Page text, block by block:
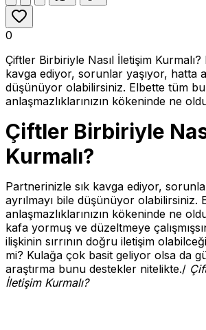
0
Çiftler Birbiriyle Nasıl İletişim
kavga ediyor, sorunlar yaşıyor, hatta
düşünüyor olabilirsiniz. Elbette tüm bu
anlaşmazlıklarınızın kökeninde ne
Çiftler Birbiriyle
Kurmalı?
Partnerinizle sık kavga ediyor,
ayrılmayı bile düşünüyor olabilirsiniz.
anlaşmazlıklarınızın kökeninde ne
kafa yormuş ve düzeltmeye
ilişkinin sırrının doğru iletişim
mi? Kulağa çok basit geliyor olsa da
araştırma bunu destekler nitelikte./
İletişim Kurmalı?